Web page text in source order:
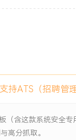
全风险进行的自主实践
源Web应用防火墙，
环境，配置网站访问
告警阈值。
持ATS（招聘管
（含这款系统安全
高分抓取。